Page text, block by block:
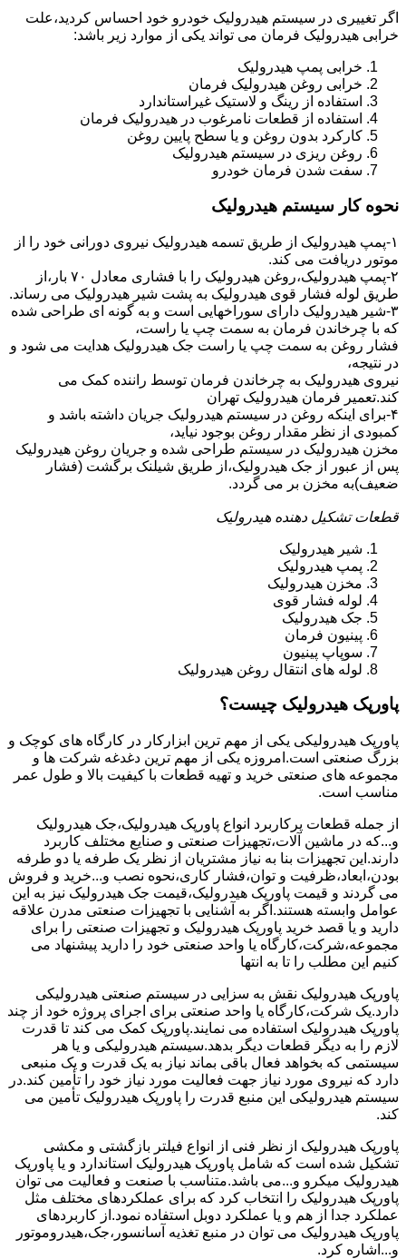
اگر تغییری در سیستم هیدرولیک خودرو خود احساس کردید،علت
خرابی هیدرولیک فرمان می تواند یکی از موارد زیر باشد:
خرابی پمپ هیدرولیک
خرابی روغن هیدرولیک فرمان
استفاده از رینگ و لاستیک غیراستاندارد
استفاده از قطعات نامرغوب در هیدرولیک فرمان
کارکرد بدون روغن و یا سطح پایین روغن
روغن ریزی در سیستم هیدرولیک
سفت شدن فرمان خودرو
نحوه کار سیستم هیدرولیک
۱-پمپ هیدرولیک از طریق تسمه هیدرولیک نیروی دورانی خود را از
موتور دریافت می کند.
۲-پمپ هیدرولیک،روغن هیدرولیک را با فشاری معادل ۷۰ بار،از
طریق لوله فشار قوی هیدرولیک به پشت شیر هیدرولیک می رساند.
۳-شیر هیدرولیک دارای سوراخهایی است و به گونه ای طراحی شده
که با چرخاندن فرمان به سمت چپ یا راست،
فشار روغن به سمت چپ یا راست جک هیدرولیک هدایت می شود و
در نتیجه،
نیروی هیدرولیک به چرخاندن فرمان توسط راننده کمک می
کند.تعمیر فرمان هیدرولیک تهران
۴-برای اینکه روغن در سیستم هیدرولیک جریان داشته باشد و
کمبودی از نظر مقدار روغن بوجود نیاید،
مخزن هیدرولیک در سیستم طراحی شده و جریان روغن هیدرولیک
پس از عبور از جک هیدرولیک،از طریق شیلنک برگشت (فشار
ضعیف)به مخزن بر می گردد.
قطعات تشکیل دهنده هیدرولیک
شیر هیدرولیک
پمپ هیدرولیک
مخزن هیدرولیک
لوله فشار قوی
جک هیدرولیک
پینیون فرمان
سوپاپ پینیون
لوله های انتقال روغن هیدرولیک
پاورپک هیدرولیک چیست؟
پاورپک هیدرولیکی یکی از مهم ترین ابزارکار در کارگاه های کوچک و
بزرگ صنعتی است.امروزه یکی از مهم ترین دغدغه شرکت ها و
مجموعه های صنعتی خرید و تهیه قطعات با کیفیت بالا و طول عمر
مناسب است.
از جمله قطعات پرکاربرد انواع پاورپک هیدرولیک،جک هیدرولیک
و...که در ماشین آلات،تجهیزات صنعتی و صنایع مختلف کاربرد
دارند.این تجهیزات بنا به نیاز مشتریان از نظر یک طرفه یا دو طرفه
بودن،ابعاد،ظرفیت و توان،فشار کاری،نحوه نصب و...خرید و فروش
می گردند و قیمت پاورپک هیدرولیک،قیمت جک هیدرولیک نیز به این
عوامل وابسته هستند.اگر به آشنایی با تجهیزات صنعتی مدرن علاقه
دارید و یا قصد خرید پاورپک هیدرولیک و تجهیزات صنعتی را برای
مجموعه،شرکت،کارگاه یا واحد صنعتی خود را دارید پیشنهاد می
کنیم این مطلب را تا به انتها
پاورپک هیدرولیک نقش به سزایی در سیستم صنعتی هیدرولیکی
دارد.یک شرکت،کارگاه یا واحد صنعتی برای اجرای پروژه خود از چند
پاورپک هیدرولیک استفاده می نمایند.پاورپک کمک می کند تا قدرت
لازم را به دیگر قطعات دیگر بدهد.سیستم هیدرولیکی و یا هر
سیستمی که بخواهد فعال باقی بماند نیاز به یک قدرت و یک منبعی
دارد که نیروی مورد نیاز جهت فعالیت مورد نیاز خود را تأمین کند.در
سیستم هیدرولیکی این منبع قدرت را پاورپک هیدرولیک تأمین می
کند.
پاورپک هیدرولیک از نظر فنی از انواع فیلتر بازگشتی و مکشی
تشکیل شده است که شامل پاورپک هیدرولیک استاندارد و یا پاورپک
هیدرولیک میکرو و...می باشد.متناسب با صنعت و فعالیت می توان
پاورپک هیدرولیک را انتخاب کرد که برای عملکردهای مختلف مثل
عملکرد جدا از هم و یا عملکرد دوبل استفاده نمود.از کاربردهای
پاورپک هیدرولیک می توان در منبع تغذیه آسانسور،جک،هیدروموتور
و...اشاره کرد.